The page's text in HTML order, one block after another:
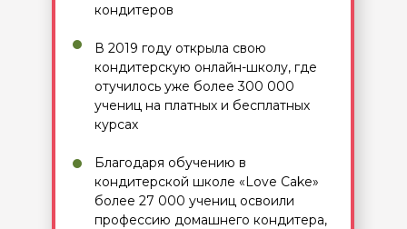
кондитеров
В 2019 году открыла свою
кондитерскую онлайн-школу, где
отучилось уже более 300 000
учениц на платных и бесплатных
курсах
Благодаря обучению в
кондитерской школе «Love Cake»
более 27 000 учениц освоили
профессию домашнего кондитера,